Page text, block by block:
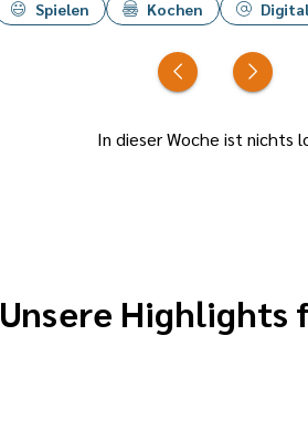
Spielen Kochen
In dieser Woche ist nichts
Unsere Highlights